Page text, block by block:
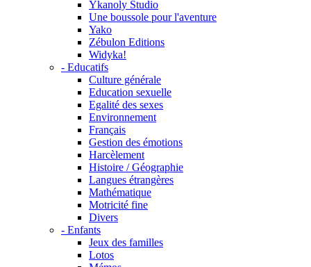
Ykanoly Studio
Une boussole pour l'aventure
Yako
Zébulon Editions
Widyka!
- Educatifs
Culture générale
Education sexuelle
Egalité des sexes
Environnement
Français
Gestion des émotions
Harcèlement
Histoire / Géographie
Langues étrangères
Mathématique
Motricité fine
Divers
- Enfants
Jeux des familles
Lotos